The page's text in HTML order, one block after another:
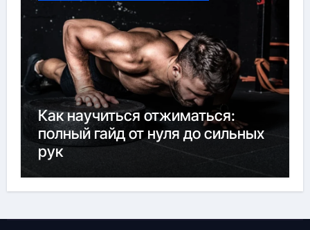
Как научиться отжиматься:
полный гайд от нуля до сильных
рук